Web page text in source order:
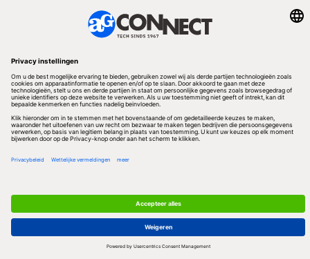
Volg ons
Redactionele partner
Algemene Voorwaarden & Copyrights